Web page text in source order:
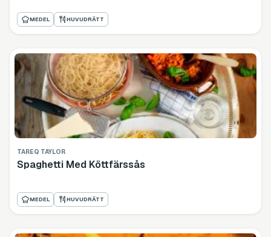
MEDEL HUVUDRÄTT
TAREQ TAYLOR
Spaghetti Med Köttfärssås
MEDEL HUVUDRÄTT